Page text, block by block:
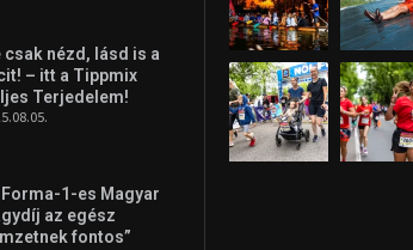
csak nézd, lásd is a
– itt a Tippmix
Terjedelem!
Forma-1-es Magyar
az egész
fontos”